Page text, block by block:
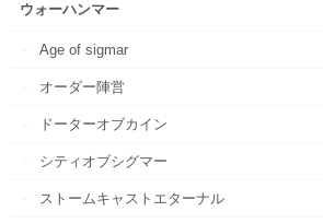
ウォーハンマー
Age of sigmar
オーダー陣営
ドーターオブカイン
シティオブシグマー
ストームキャストエターナル